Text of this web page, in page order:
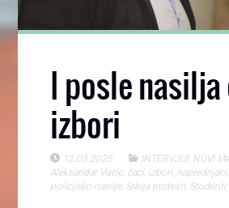
I posle
izbori
12.03.2025 INTERVJUI, NOVI
Aleksandar Vucic, ćaci, izbori, naprednjaci,
policijsko nasilje, Srbija protesti, Studenti